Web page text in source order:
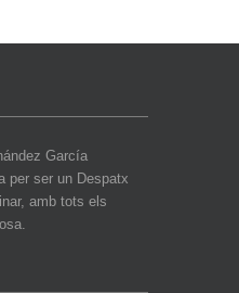
García
per ser un Despatx
amb tots els